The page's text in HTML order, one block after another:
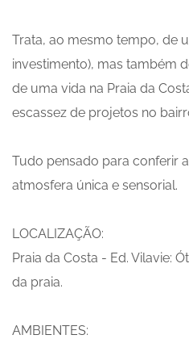
Trata, ao mesmo tempo, de
investimento), mas também
de uma vida na Praia da
escassez de projetos no
Tudo pensado para conferir
atmosfera única e sensorial.
LOCALIZAÇÃO:
Praia da Costa - Ed. Vilavie:
da praia.
AMBIENTES: